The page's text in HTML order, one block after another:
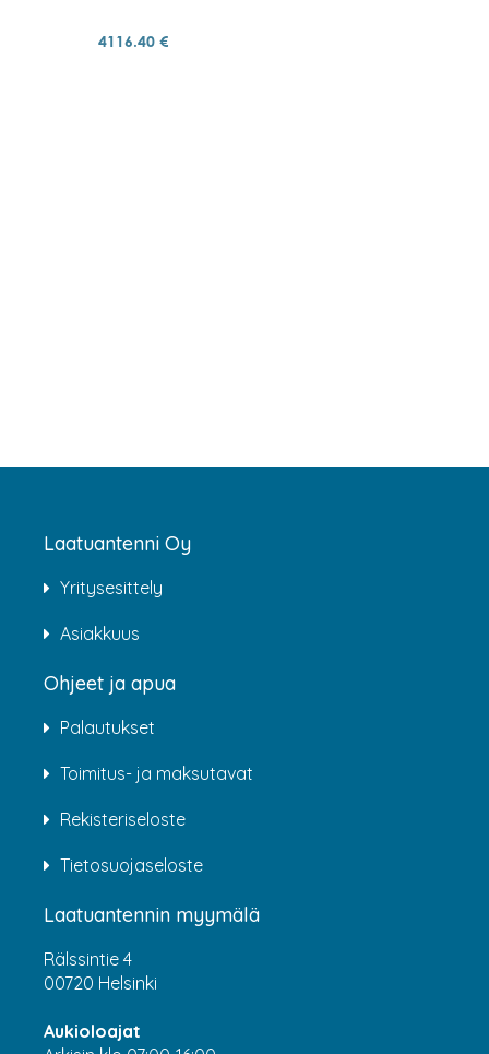
4116.40 €
Laatuantenni Oy
Yritysesittely
Asiakkuus
Ohjeet ja apua
Palautukset
Toimitus- ja maksutavat
Rekisteriseloste
Tietosuojaseloste
Laatuantennin myymälä
Rälssintie 4
00720 Helsinki
Aukioloajat